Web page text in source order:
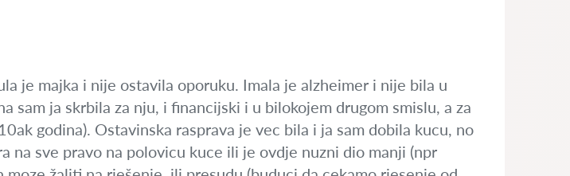
je majka i nije ostavila oporuku. Imala je alzheimer i nije bila u
sam ja skrbila za nju, i financijski i u bilokojem drugom smislu, a za
godina). Ostavinska rasprava je vec bila i ja sam dobila kucu, no
na sve pravo na polovicu kuce ili je ovdje nuzni dio manji (npr